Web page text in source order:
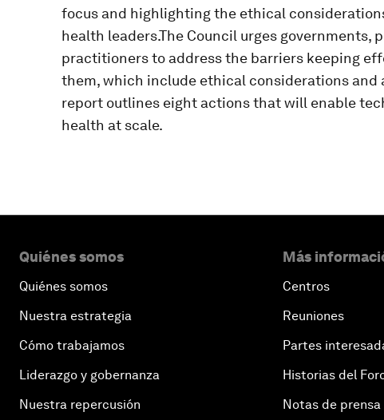
focus and highlighting the ethical
health leaders.The Council urges governments,
practitioners to address the barriers keeping
them, which include ethical considerations and
report outlines eight actions that will enable
health at scale.
Quiénes somos
Quiénes somos
Nuestra estrategia
Cómo trabajamos
Liderazgo y gobernanza
Nuestra repercusión
Más
Centros
Reuniones
Partes
Historias del
Notas de prensa